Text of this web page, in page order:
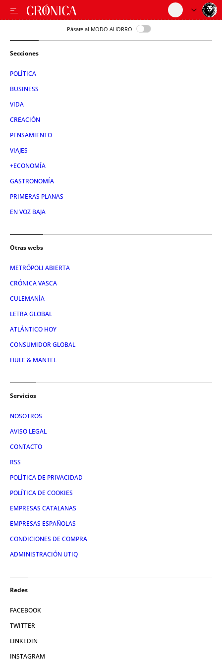
Pásate al MODO AHORRO
Secciones
POLÍTICA
BUSINESS
VIDA
CREACIÓN
PENSAMIENTO
VIAJES
+ECONOMÍA
GASTRONOMÍA
PRIMERAS PLANAS
EN VOZ BAJA
Otras webs
METRÓPOLI ABIERTA
CRÓNICA VASCA
CULEMANÍA
LETRA GLOBAL
ATLÁNTICO HOY
CONSUMIDOR GLOBAL
HULE & MANTEL
Servicios
NOSOTROS
AVISO LEGAL
CONTACTO
RSS
POLÍTICA DE PRIVACIDAD
POLÍTICA DE COOKIES
EMPRESAS CATALANAS
EMPRESAS ESPAÑOLAS
CONDICIONES DE COMPRA
ADMINISTRACIÓN UTIQ
Redes
FACEBOOK
TWITTER
LINKEDIN
INSTAGRAM